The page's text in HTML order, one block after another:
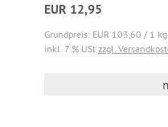
EUR 12,95
Grundpreis: EUR 103,60 / 1 kg
inkl. 7 % USt zzgl.